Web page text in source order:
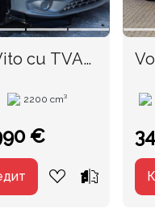
cu TVA
2200 cm³
€